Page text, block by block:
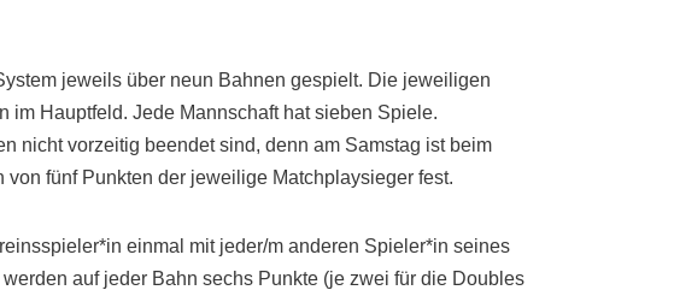
jeweils über neun Bahnen gespielt. Die jeweiligen
Hauptfeld. Jede Mannschaft hat sieben Spiele.
nicht vorzeitig beendet sind, denn am Samstag ist beim
fünf Punkten der jeweilige Matchplaysieger fest.
einmal mit jeder/m anderen Spieler*in seines
auf jeder Bahn sechs Punkte (je zwei für die Doubles